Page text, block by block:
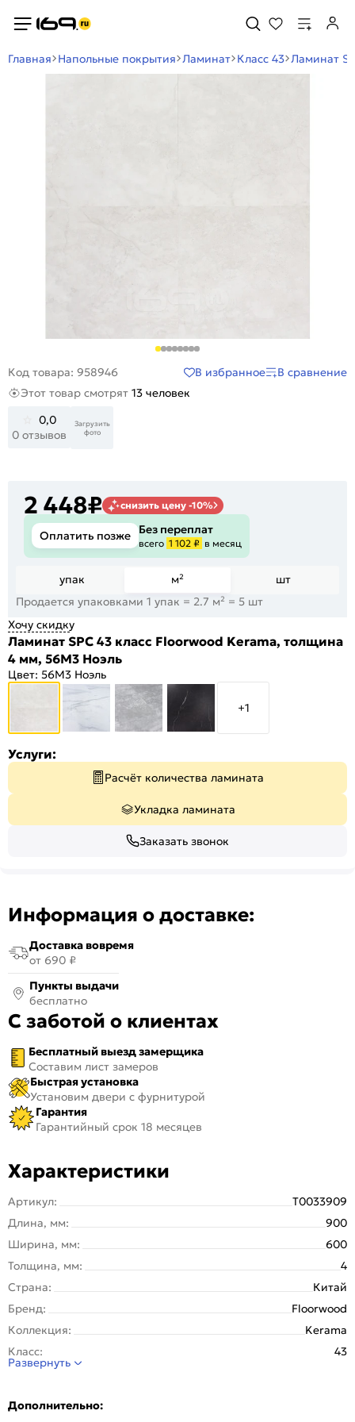
Главная Напольные покрытия Ламинат Класс 43 Ламинат
Код товара: 958946 В избранное
В сравнение
Этот товар смотрят 13 человек
0,0
0 отзывов
Загрузить
фото
2 448₽ снизить цену -10%
Оплатить позже Без переплат
всего 1 102 ₽ в месяц
упак м²
шт
Продается упаковками 1 упак = 2.7 м² = 5 шт
Хочу скидку
Ламинат SPC 43 класс Floorwood Kerama, толщина
4 мм, 56M3 Ноэль
Цвет: 56M3 Ноэль
+1
Услуги:
Расчёт количества ламината
Укладка ламината
Заказать звонок
Информация о доставке:
Доставка вовремя
от 690 ₽
Пункты выдачи
бесплатно
С заботой о клиентах
Бесплатный выезд замерщика
Составим лист замеров
Быстрая установка
Установим двери с фурнитурой
Гарантия
Гарантийный срок 18 месяцев
Характеристики
Артикул:
Т0033909
Длина, мм:
900
Ширина, мм:
600
Толщина, мм:
4
Страна:
Китай
Бренд:
Floorwood
Коллекция:
Kerama
Класс:
43
Декор:
Развернуть
Дополнительно: